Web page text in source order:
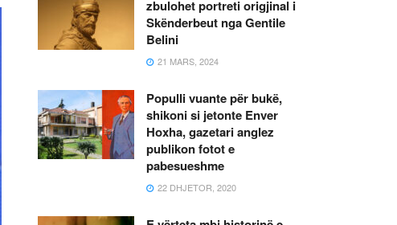
zbulohet portreti origjinal i
Skënderbeut nga Gentile
Belini
21 MARS, 2024
Populli vuante për bukë,
shikoni si jetonte Enver
Hoxha, gazetari anglez
publikon fotot e
pabesueshme
22 DHJETOR, 2020